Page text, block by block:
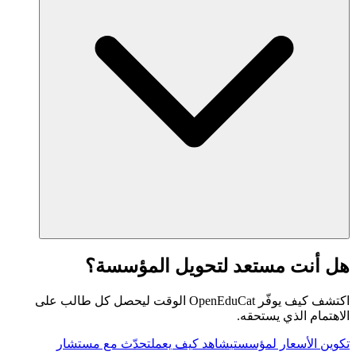
هل أنت مستعد لتحويل المؤسسة؟
اكتشف كيف يوفّر OpenEduCat الوقت ليحصل كل طالب على
الاهتمام الذي يستحقه.
تكوين الأسعار لمؤسستيشاهد كيف يعملتحدّث مع مستشار